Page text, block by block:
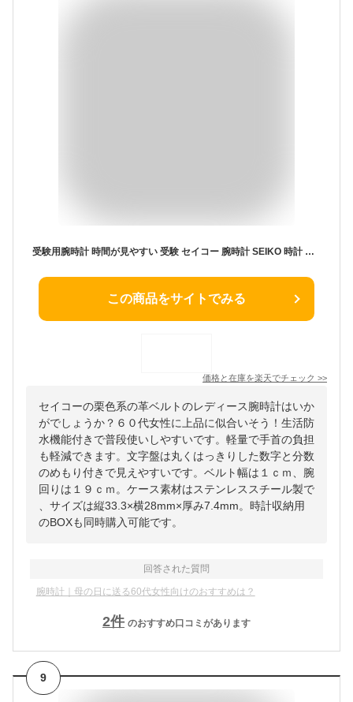
受験用腕時計 時間が見やすい 受験 セイコー 腕時計 SEIKO 時計 アルバ レディース ブランド アナログ シンプル 革 革ベルト レザー レザーベルト 仕事 ビジネス 小さめ 小ぶり 軽い 女性 プレゼント 誕生日 受験腕時計 受験対応 受験時計 受験ウォッチ 新社会人 入学 卒業
この商品をサイトでみる
価格と在庫を楽天でチェック >>
セイコーの栗色系の革ベルトのレディース腕時計はいか
がでしょうか？６０代女性に上品に似合いそう！生活防
水機能付きで普段使いしやすいです。軽量で手首の負担
も軽減できます。文字盤は丸くはっきりした数字と分数
のめもり付きで見えやすいです。ベルト幅は１ｃｍ、腕
回りは１９ｃｍ。ケース素材はステンレススチール製で
、サイズは縦33.3×横28mm×厚み7.4mm。時計収納用
のBOXも同時購入可能です。
回答された質問
腕時計｜母の日に送る60代女性向けのおすすめは？
2件 のおすすめ口コミがあります
9